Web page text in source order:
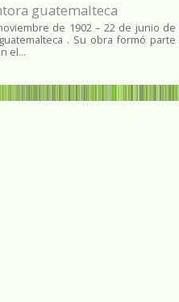
guatemalteca
de 1902 – 22 de junio de
. Su obra formó parte
el...